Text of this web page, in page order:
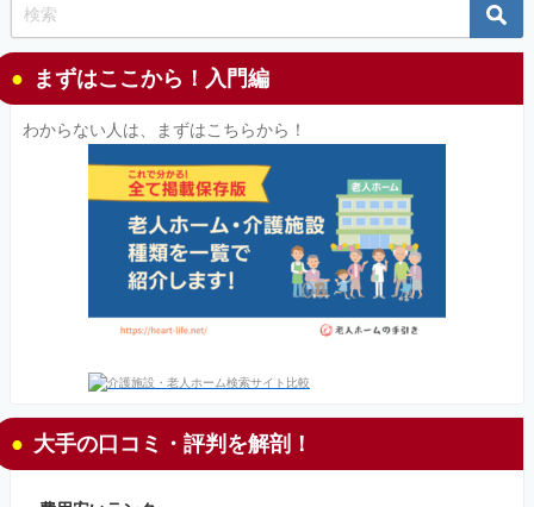
まずはここから！入門編
わからない人は、まずはこちらから！
大手の口コミ・評判を解剖！